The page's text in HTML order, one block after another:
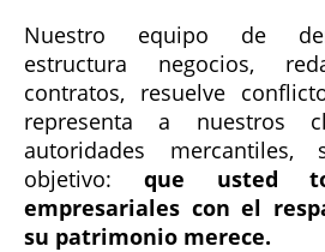
Nuestro equipo de
estructura negocios,
contratos, resuelve
representa a nuestros
autoridades
objetivo: que usted
empresariales con el
su patrimonio merece.